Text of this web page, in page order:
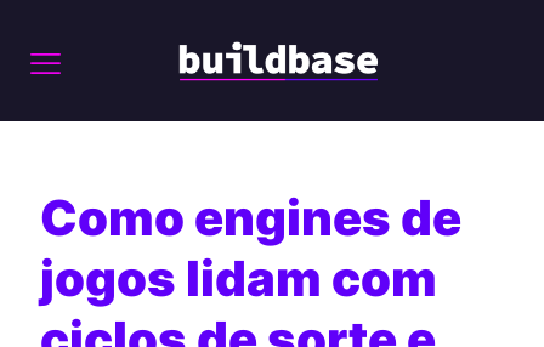
Como engines de
jogos lidam com